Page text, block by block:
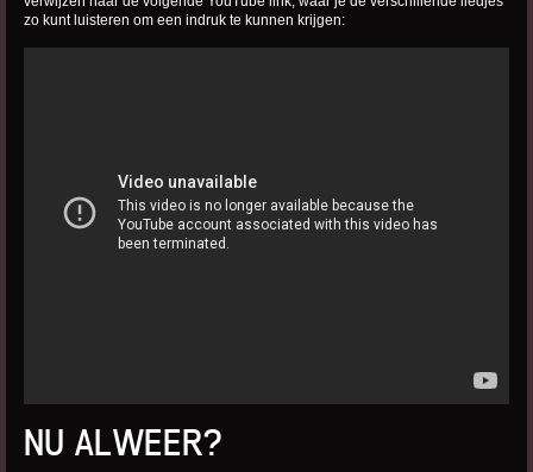
zo kunt luisteren om een indruk te kunnen krijgen:
NU ALWEER?